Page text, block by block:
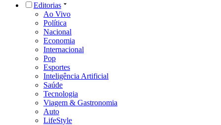
Editorias
Ao Vivo
Política
Nacional
Economia
Internacional
Pop
Esportes
Inteligência Artificial
Saúde
Tecnologia
Viagem & Gastronomia
Auto
LifeStyle